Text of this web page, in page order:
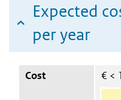
Expected
per year
Cost € <